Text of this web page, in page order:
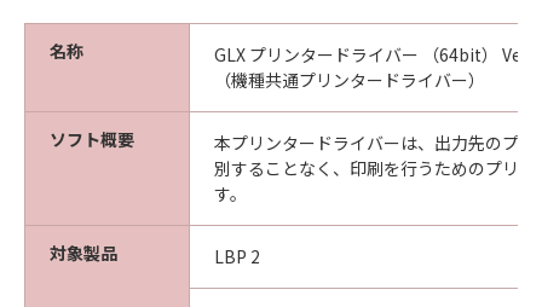
YOU HEREBY RELEASE CANON, CANON'S
SUBSIDIARIES AND AFFILIATES, THEIR
DISTRIBUTORS, DEALERS AND CANON'S
LICENSORS FROM ANY AND ALL LIABILITY
ARISING FROM OR RELATED TO ALL CLAIMS
CONCERNING THE SOFTWARE OR ITS USE.
This Agreement is effective upon your
acceptance hereof by clicking the button
indicating your acceptance as stated below or
名称
GLX プリンタードライバー （64bit）
（機種共通プリンタードライバー）
ソフト概要
本プリンタードライバーは、出力先のプ
別することなく、印刷を行うためのプリ
す。
対象製品 LBP 2